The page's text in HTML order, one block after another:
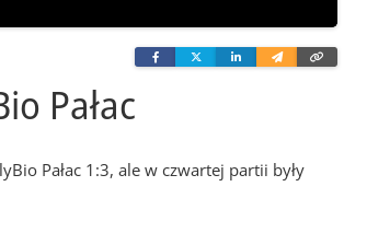
FacebookTwitterLinkedinWyślij
e-
link
Pałac
Pałac 1:3, ale w czwartej partii były